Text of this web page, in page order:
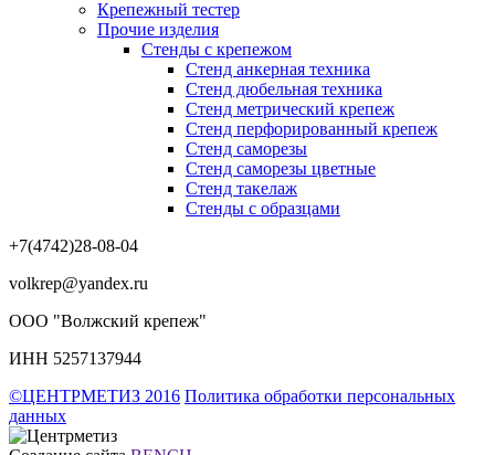
Крепежный тестер
Прочие изделия
Стенды с крепежом
Стенд анкерная техника
Стенд дюбельная техника
Стенд метрический крепеж
Стенд перфорированный крепеж
Стенд саморезы
Стенд саморезы цветные
Стенд такелаж
Стенды с образцами
+7(4742)28-08-04
volkrep@yandex.ru
ООО "Волжский крепеж"
ИНН 5257137944
©ЦЕНТРМЕТИЗ 2016 Политика обработки персональных
данных